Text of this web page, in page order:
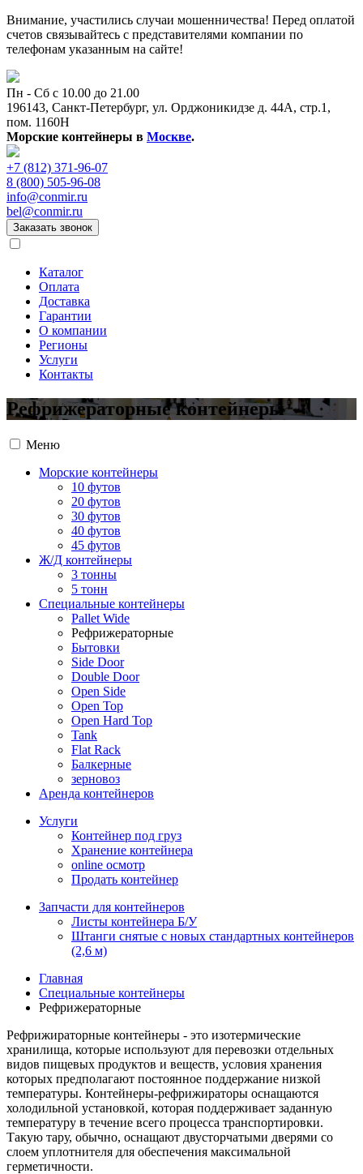
Внимание, участились случаи мошенничества! Перед оплатой
счетов связывайтесь с представителями компании по
телефонам указанным на сайте!
Пн - Сб с 10.00 до 21.00
196143, Санкт-Петербург, ул. Орджоникидзе д. 44А, стр.1,
пом. 1160Н
Морские контейнеры в Москве.
+7 (812) 371-96-07
8 (800) 505-96-08
info@conmir.ru
bel@conmir.ru
Заказать звонок
Каталог
Оплата
Доставка
Гарантии
О компании
Регионы
Услуги
Контакты
Рефрижераторные контейнеры
Меню
Морские контейнеры
10 футов
20 футов
30 футов
40 футов
45 футов
Ж/Д контейнеры
3 тонны
5 тонн
Специальные контейнеры
Pallet Wide
Рефрижераторные
Бытовки
Side Door
Double Door
Open Side
Open Top
Open Hard Top
Tank
Flat Rack
Балкерные
зерновоз
Аренда контейнеров
Услуги
Контейнер под груз
Хранение контейнера
online осмотр
Продать контейнер
Запчасти для контейнеров
Листы контейнера Б/У
Штанги снятые с новых стандартных контейнеров
(2,6 м)
Главная
Специальные контейнеры
Рефрижераторные
Рефрижираторные контейнеры - это изотермические
хранилища, которые используют для перевозки отдельных
видов пищевых продуктов и веществ, условия хранения
которых предполагают постоянное поддержание низкой
температуры. Контейнеры-рефрижираторы оснащаются
холодильной установкой, которая поддерживает заданную
температуру в течение всего процесса транспортировки.
Такую тару, обычно, оснащают двусторчатыми дверями со
слоем уплотнителя для обеспечения максимальной
герметичности.